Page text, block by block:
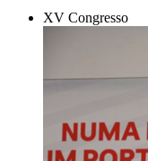
XV Congresso